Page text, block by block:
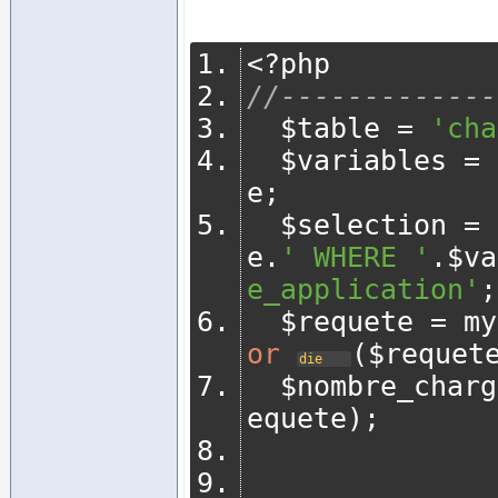
<?php
//--------------
	$table
=
	$variables
=
e ;
  $selection
=
e . ' WHERE ' .
e_application' ;
	$requete
=
or
die (
equete);